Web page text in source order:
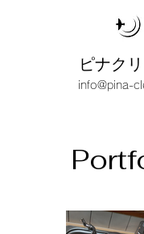
ピナク
info@pina-